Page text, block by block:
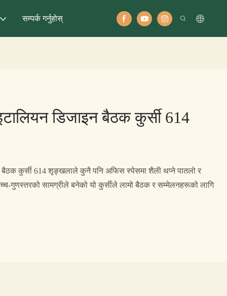
सम्पर्क गर्नुहोस्
डिजाइन बैठक कुर्सी 614
कुर्सी 614 शृङ्खलाले कुनै पनि अफिस स्पेसमा शैली थप्ने पातलो र
गुणस्तरको सामग्रीले बनेको यो कुर्सीले लामो बैठक र सम्मेलनहरूको लागि